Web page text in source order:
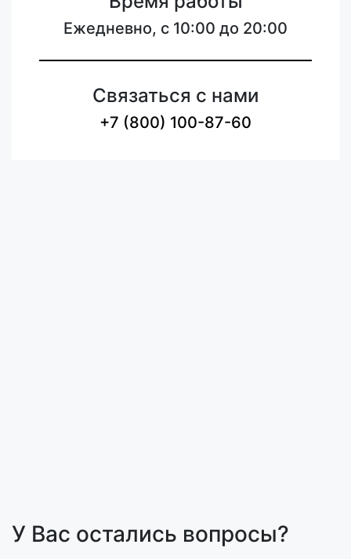
Ежедневно, с 10:00 до 20:00
Связаться с нами
+7 (800) 100-87-60
У Вас остались вопросы?